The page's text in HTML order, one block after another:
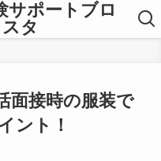
サポートブロ
タ
面接時の服装で
ント！